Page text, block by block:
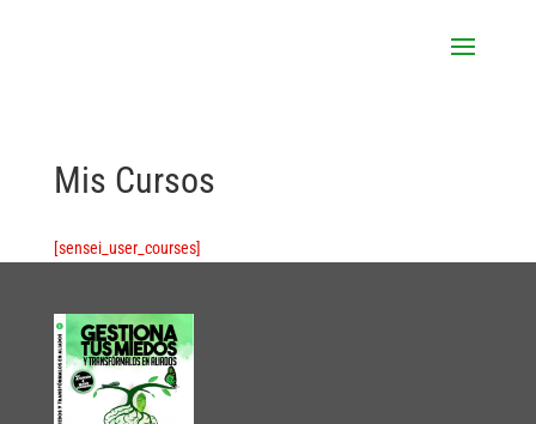
Mis Cursos
[sensei_user_courses]